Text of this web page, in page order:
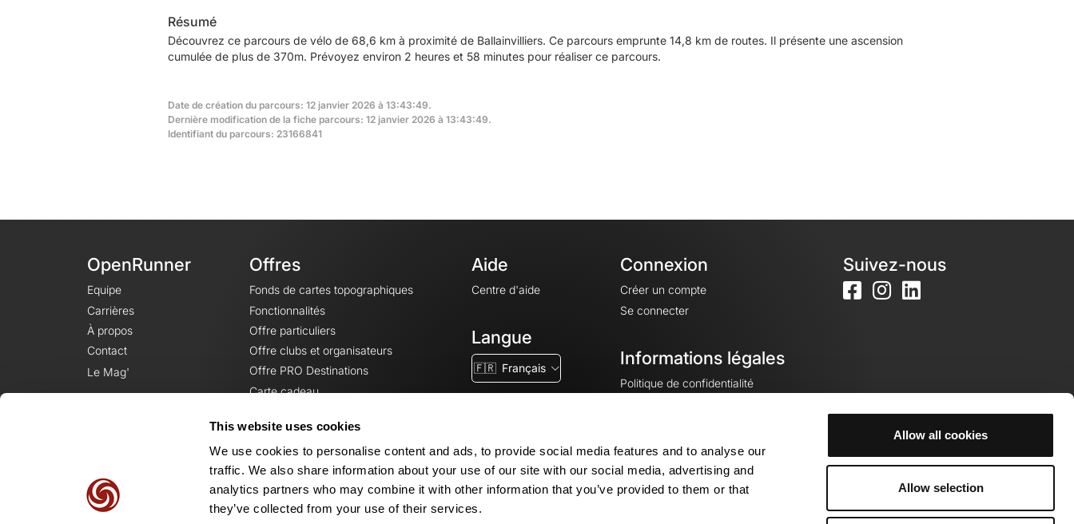
This website uses cookies
We use cookies to personalise content and ads, to provide social media features and to analyse our
traffic. We also share information about your use of our site with our social media, advertising and
analytics partners who may combine it with other information that you’ve provided to them or that
they’ve collected from your use of their services.
Allow all cookies
Allow selection
Résumé
Découvrez ce parcours de vélo de 68,6 km à proximité de Ballainvilliers. Ce parcours emprunte 14,8 km de routes. Il présente une ascension
cumulée de plus de 370m. Prévoyez environ 2 heures et 58 minutes pour réaliser ce parcours.
Date de création du parcours: 12 janvier 2026 à 13:43:49.
Dernière modification de la fiche parcours: 12 janvier 2026 à 13:43:49.
Identifiant du parcours: 23166841
OpenRunner
Equipe
Carrières
À propos
Contact
Le Mag'
Offres
Fonds de cartes topographiques
Fonctionnalités
Offre particuliers
Offre clubs et organisateurs
Offre PRO Destinations
Carte cadeau
Aide
Centre d'aide
Langue
🇫🇷 Français
Connexion
Créer un compte
Se connecter
Informations légales
Politique de confidentialité
Mentions légales
Paramètres des cookies
Suivez-nous